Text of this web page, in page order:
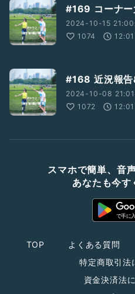
#169 コーナー
2024-10-15
1074
12:01
#168 近況報告
2024-10-08
1072
12:01
スマホで簡単、音
あなたも今す
TOP よくある質問
特定商取引法
資金決済法